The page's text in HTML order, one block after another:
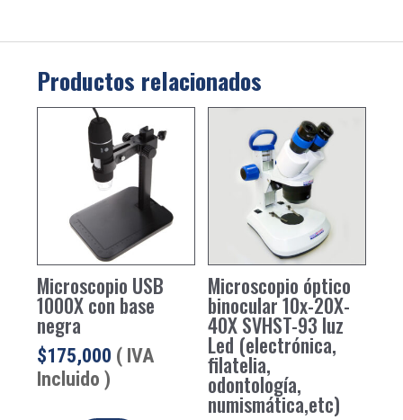
Productos relacionados
Microscopio USB
1000X con base
negra
$175,000 ( IVA
Incluido )
Microscopio óptico
binocular 10x-20X-
40X SVHST-93 luz
Led (electrónica,
filatelia,
odontología,
numismática,etc)